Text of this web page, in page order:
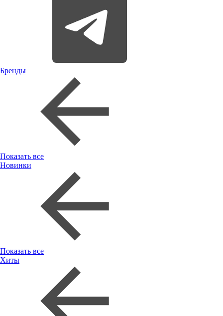
Бренды
Показать все
Новинки
Показать все
Хиты